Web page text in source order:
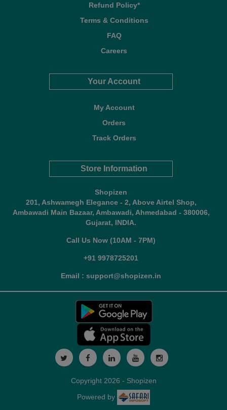
Refund Policy*
Terms & Conditions
FAQ
Careers
Your Account
My Account
Orders
Track Orders
Store Information
Shopizen
201, Ashwamegh Elegance - 2, Above Airtel Shop,
Ambawadi Main Bazaar, Ambawadi, Ahmedabad - 380006,
Gujarat, INDIA.
Call Us Now (10AM - 7PM)
+91 9978725201
Email : support@shopizen.in
Copyright 2026 - Shopizen
Powered by